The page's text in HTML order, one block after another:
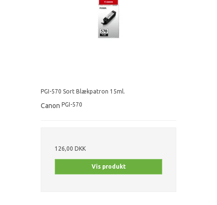
PGI-570 Sort Blækpatron 15ml.
Canon PGI-570
126,00 DKK
Vis produkt